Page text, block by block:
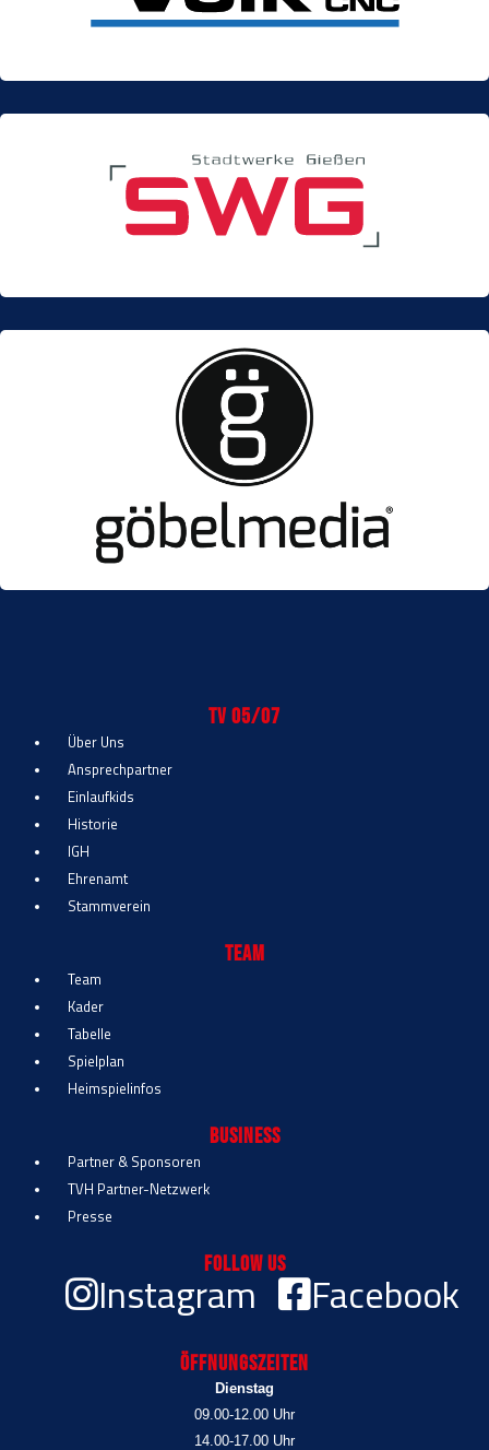
TV 05/07
Über Uns
Ansprechpartner
Einlaufkids
Historie
IGH
Ehrenamt
Stammverein
Team
Team
Kader
Tabelle
Spielplan
Heimspielinfos
Business
Partner & Sponsoren
TVH Partner-Netzwerk
Presse
Follow Us
Instagram Facebook
Öffnungszeiten
Dienstag
09.00-12.00 Uhr
14.00-17.00 Uhr